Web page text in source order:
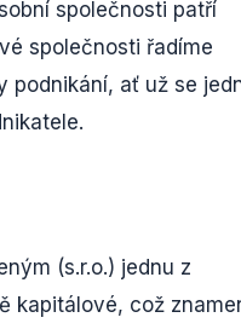
společnosti patří
společnosti řadíme
podnikání, ať už se
(s.r.o.) jednu z
kapitálové, což